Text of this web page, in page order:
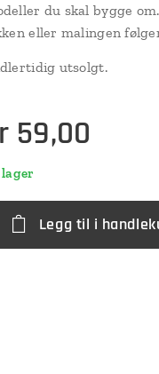
du skal bygge
eller malingen
utsolgt.
59,00
lager
Legg til i